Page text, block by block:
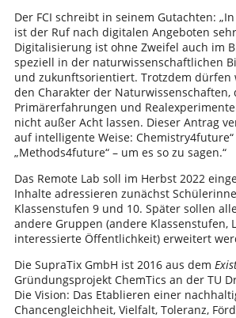
Der FCI schreibt in seinem Gutachten:
ist der Ruf nach digitalen Angeboten
Digitalisierung ist ohne Zweifel auch im
speziell in der naturwissenschaftlichen
und zukunftsorientiert. Trotzdem dürfen
den Charakter der Naturwissenschaften,
Primärerfahrungen und
nicht außer Acht lassen. Dieser Antrag
auf intelligente Weise:
„Methods4future“ – um es so zu sagen.“
Das Remote Lab soll im Herbst 2022
Inhalte adressieren zunächst
Klassenstufen 9 und 10. Später sollen
andere Gruppen (andere Klassenstufen,
interessierte Öffentlichkeit) erweitert
Die SupraTix GmbH ist 2016 aus dem
Gründungsprojekt ChemTics an der TU
Die Vision: Das Etablieren einer
Chancengleichheit, Vielfalt, Toleranz,